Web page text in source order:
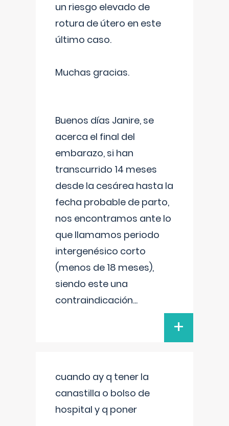
un riesgo elevado de
rotura de útero en este
último caso.
Muchas gracias.
Buenos días Janire, se
acerca el final del
embarazo, si han
transcurrido 14 meses
desde la cesárea hasta la
fecha probable de parto,
nos encontramos ante lo
que llamamos periodo
intergenésico corto
(menos de 18 meses),
siendo este una
contraindicación...
+
cuando ay q tener la
canastilla o bolso de
hospital y q poner